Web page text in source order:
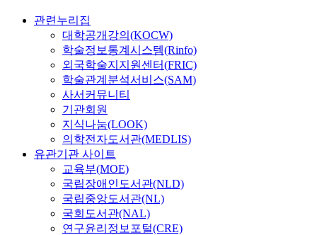
관련누리집
대학공개강의(KOCW)
학술정보통계시스템(Rinfo)
외국학술지지원센터(FRIC)
학술관계분석서비스(SAM)
사서커뮤니티
기관회원
지식나눔(LOOK)
의학전자도서관(MEDLIS)
유관기관 사이트
교육부(MOE)
국립장애인도서관(NLD)
국립중앙도서관(NL)
국회도서관(NAL)
연구윤리정보포털(CRE)